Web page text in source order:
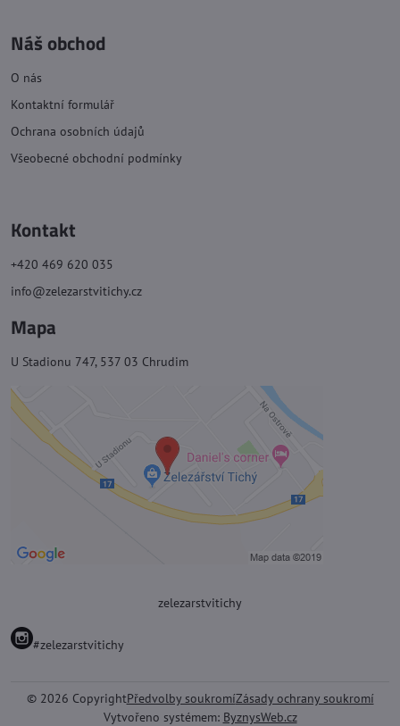
Náš obchod
O nás
Kontaktní formulář
Ochrana osobních údajů
Všeobecné obchodní podmínky
Kontakt
+420 469 620 035
info@zelezarstvitichy.cz
Mapa
U Stadionu 747, 537 03 Chrudim
zelezarstvitichy
#zelezarstvitichy
© 2026 CopyrightPředvolby soukromíZásady ochrany soukromí
Vytvořeno systémem: ByznysWeb.cz